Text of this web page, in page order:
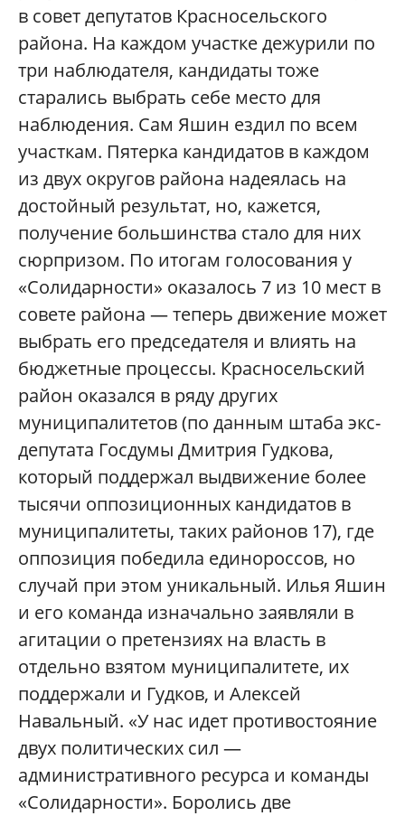
в совет депутатов Красносельского
района. На каждом участке дежурили по
три наблюдателя, кандидаты тоже
старались выбрать себе место для
наблюдения. Сам Яшин ездил по всем
участкам. Пятерка кандидатов в каждом
из двух округов района надеялась на
достойный результат, но, кажется,
получение большинства стало для них
сюрпризом. По итогам голосования у
«Солидарности» оказалось 7 из 10 мест в
совете района — теперь движение может
выбрать его председателя и влиять на
бюджетные процессы. Красносельский
район оказался в ряду других
муниципалитетов (по данным штаба экс-
депутата Госдумы Дмитрия Гудкова,
который поддержал выдвижение более
тысячи оппозиционных кандидатов в
муниципалитеты, таких районов 17), где
оппозиция победила единороссов, но
случай при этом уникальный. Илья Яшин
и его команда изначально заявляли в
агитации о претензиях на власть в
отдельно взятом муниципалитете, их
поддержали и Гудков, и Алексей
Навальный. «У нас идет противостояние
двух политических сил —
административного ресурса и команды
«Солидарности». Боролись две